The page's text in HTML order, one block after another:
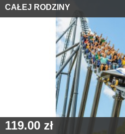
CAŁEJ RODZINY
119.00 zł